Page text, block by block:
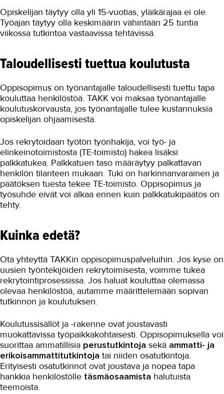
Opiskelijan täytyy olla yli 15-vuotias, yläikärajaa ei ole.
Työajan täytyy olla keskimäärin vähintään 25 tuntia
viikossa tutkintoa vastaavissa tehtävissä.
Taloudellisesti tuettua koulutusta
Oppisopimus on työnantajalle taloudellisesti tuettu tapa
kouluttaa henkilöstöä. TAKK voi maksaa työnantajalle
koulutuskorvausta, jos työnantajalle tulee kustannuksia
opiskelijan ohjaamisesta.
Jos rekrytoidaan työtön työnhakija, voi työ- ja
elinkeinotoimistosta (TE-toimisto) hakea lisäksi
palkkatukea. Palkkatuen taso määräytyy palkattavan
henkilön tilanteen mukaan. Tuki on harkinnanvarainen ja
päätöksen tuesta tekee TE-toimisto. Oppisopimus ja
työsuhde eivät voi alkaa ennen kuin palkkatukipäätös on
tehty.
Kuinka edetä?
Ota yhteyttä TAKKin oppisopimuspalveluihin. Jos kyse on
uusien työntekijöiden rekrytoimisesta, voimme tukea
rekrytointiprosessissa. Jos haluat kouluttaa olemassa
olevaa henkilöstöä, autamme määrittelemään sopivan
tutkinnon ja koulutuksen.
Koulutussisällöt ja -rakenne ovat joustavasti
muokattavissa työpaikkakohtaisesti. Oppisopimuksella voi
suorittaa ammatillisia perustutkintoja sekä ammatti- ja
erikoisammattitutkintoja tai niiden osatutkintoja.
Erityisesti osatutkinnot ovat joustava ja nopea tapa
hankkia henkilöstölle täsmäosaamista halutuista
teemoista.